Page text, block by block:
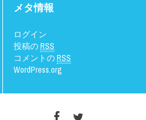
メタ情報
ログイン
投稿のRSS
コメントのRSS
WordPress.org